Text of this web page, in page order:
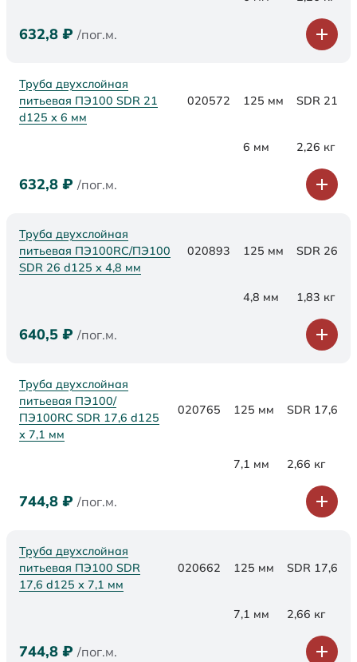
632,8 ₽ /пог.м.
Труба двухслойная
питьевая ПЭ100 SDR 21
d125 х 6 мм
020572 125 мм SDR 21
6 мм 2,26 кг
632,8 ₽ /пог.м.
Труба двухслойная
питьевая ПЭ100RC/ПЭ100
SDR 26 d125 х 4,8 мм
020893 125 мм SDR 26
4,8 мм 1,83 кг
640,5 ₽ /пог.м.
Труба двухслойная
питьевая ПЭ100/
ПЭ100RC SDR 17,6 d125
х 7,1 мм
020765 125 мм SDR 17,6
7,1 мм 2,66 кг
744,8 ₽ /пог.м.
Труба двухслойная
питьевая ПЭ100 SDR
17,6 d125 х 7,1 мм
020662 125 мм SDR 17,6
7,1 мм 2,66 кг
744,8 ₽ /пог.м.